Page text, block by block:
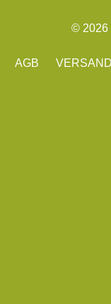
© 2026
AGB VERSAND